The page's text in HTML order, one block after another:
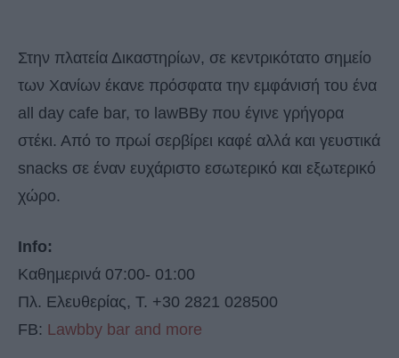
Στην πλατεία Δικαστηρίων, σε κεντρικότατο σηµείο
των Χανίων έκανε πρόσφατα την εµφάνισή του ένα
all day cafe bar, το lawBBy που έγινε γρήγορα
στέκι. Από το πρωί σερβίρει καφέ αλλά και γευστικά
snacks σε έναν ευχάριστο εσωτερικό και εξωτερικό
χώρο.
Info:
Καθηµερινά 07:00- 01:00
Πλ. Ελευθερίας, T. +30 2821 028500
FB: Lawbby bar and more